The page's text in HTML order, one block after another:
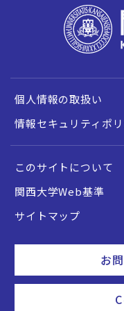
個人情報の取扱い
情報セキュリティポ
このサイトについて
関西大学Web基準
サイトマップ
お